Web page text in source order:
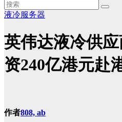
液冷服务器
英伟达液冷供
资240亿港元赴
作者808, ab